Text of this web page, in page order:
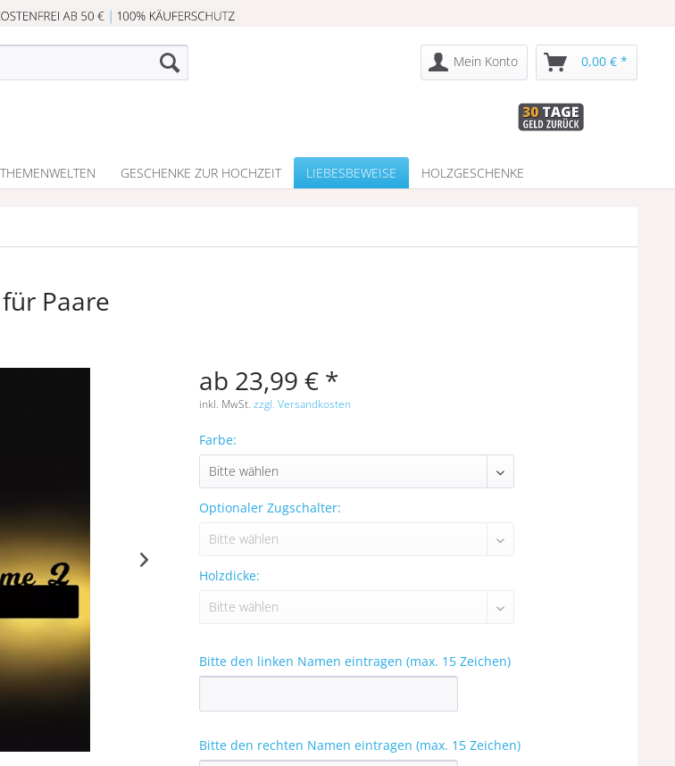
Mein Konto 0,00 € *
THEMENWELTEN GESCHENKE ZUR HOCHZEIT LIEBESBEWEISE HOLZGESCHENKE
Paare
ab 23,99 € *
inkl. MwSt.zzgl. Versandkosten
Farbe:
Optionaler Zugschalter:
Holzdicke:
Bitte den linken Namen eintragen (max. 15 Zeichen)
Bitte den rechten Namen eintragen (max. 15 Zeichen)